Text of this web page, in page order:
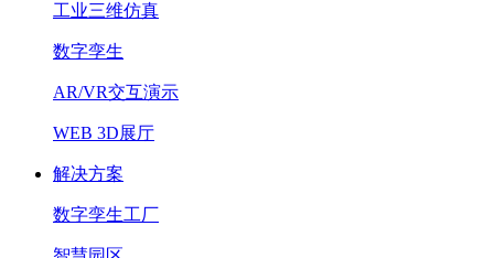
工业三维仿真
数字孪生
AR/VR交互演示
WEB 3D展厅
解决方案
数字孪生工厂